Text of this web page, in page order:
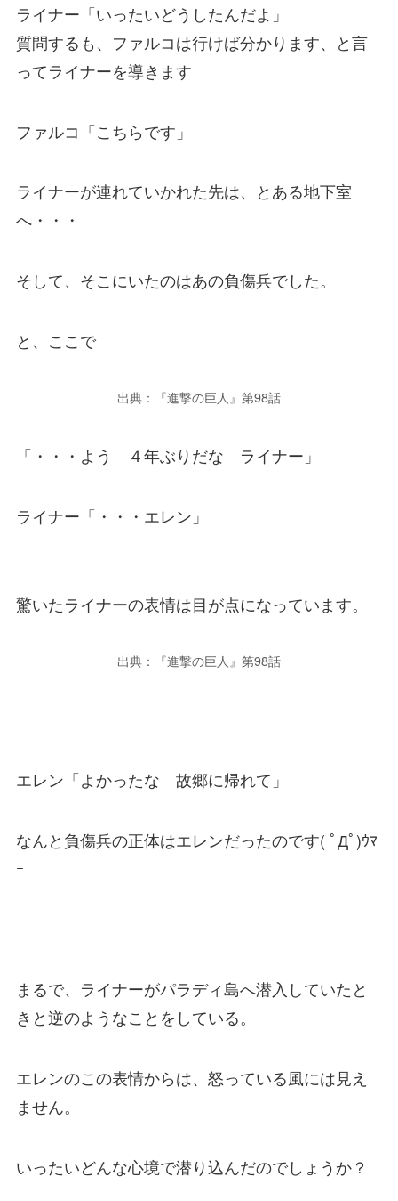
ライナー「いったいどうしたんだよ」
質問するも、ファルコは行けば分かります、と言
ってライナーを導きます
ファルコ「こちらです」
ライナーが連れていかれた先は、とある地下室
へ・・・
そして、そこにいたのはあの負傷兵でした。
と、ここで
出典：『進撃の巨人』第98話
「・・・よう ４年ぶりだな ライナー」
ライナー「・・・エレン」
驚いたライナーの表情は目が点になっています。
出典：『進撃の巨人』第98話
エレン「よかったな 故郷に帰れて」
なんと負傷兵の正体はエレンだったのです( ﾟДﾟ)ｳﾏ
ｰ
まるで、ライナーがパラディ島へ潜入していたと
きと逆のようなことをしている。
エレンのこの表情からは、怒っている風には見え
ません。
いったいどんな心境で潜り込んだのでしょうか？